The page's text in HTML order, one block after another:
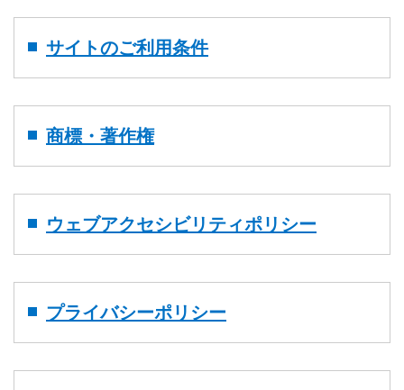
サイトのご利用条件
商標・著作権
ウェブアクセシビリティポリシー
プライバシーポリシー